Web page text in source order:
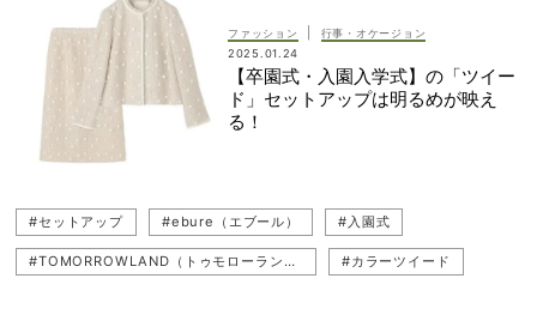
#UNITED ARROWS green label relaxing（ユナイテッド アローズ グリーン レーベル リラクシング） #働くママ
#オフィスコーデ #Ballsey（ボールジィ）
ファッション
行事・オケージョン
2025.01.24
【卒園式・入園入学式】の「ツイー
ド」セットアップは明るめが映え
る！
#セットアップ #ebure（エブール） #入園式
#TOMORROWLAND（トゥモローランド） #カラーツイード